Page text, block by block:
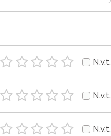
N.v.t.
N.v.t.
N.v.t.